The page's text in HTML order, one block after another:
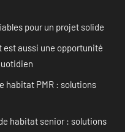
pour un projet solide
est aussi une opportunité
habitat PMR : solutions
habitat senior : solutions